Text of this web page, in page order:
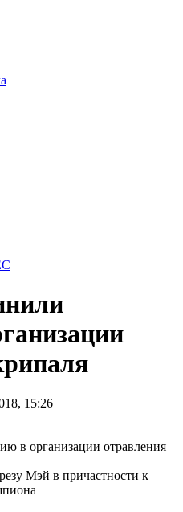
15:26
Мэй в причастности к